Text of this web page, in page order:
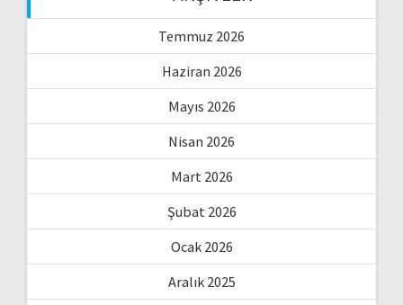
Temmuz 2026
Haziran 2026
Mayıs 2026
Nisan 2026
Mart 2026
Şubat 2026
Ocak 2026
Aralık 2025